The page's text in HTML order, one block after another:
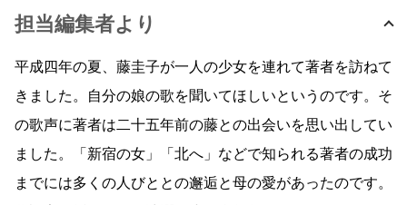
担当編集者より
平成四年の夏、藤圭子が一人の少女を連れて著者を訪ねて
きました。自分の娘の歌を聞いてほしいというのです。そ
の歌声に著者は二十五年前の藤との出会いを思い出してい
ました。「新宿の女」「北へ」などで知られる著者の成功
までには多くの人びととの邂逅と母の愛があったのです。